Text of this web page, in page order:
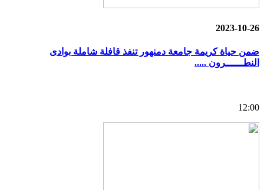
2023-10-26
ضمن حياة كريمة جامعة دمنهور تنفذ قافلة شاملة بوادى
النطــــــرون .....
12:00